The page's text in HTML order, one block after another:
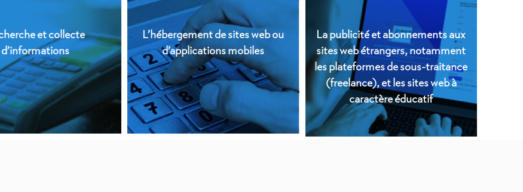
et collecte
d’informations
L’hébergement de sites web ou
d’applications mobiles
La publicité et abonnements aux
sites web étrangers, notamment
les plateformes de sous-traitance
(freelance), et les sites web à
caractère éducatif